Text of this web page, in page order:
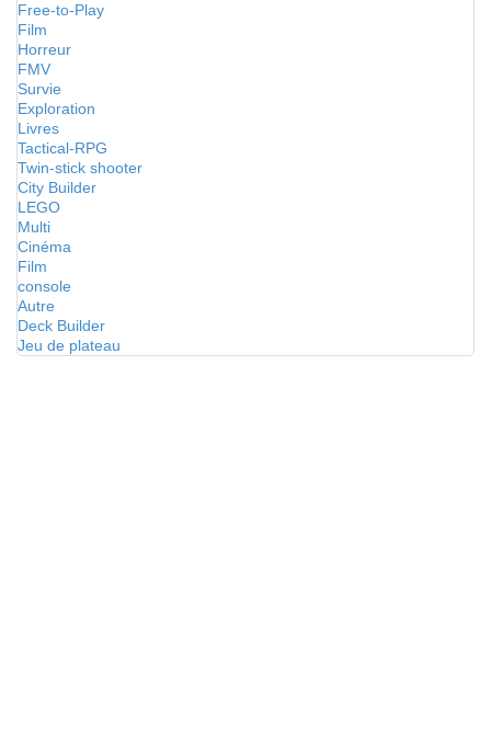
Free-to-Play
Film
Horreur
FMV
Survie
Exploration
Livres
Tactical-RPG
Twin-stick shooter
City Builder
LEGO
Multi
Cinéma
Film
console
Autre
Deck Builder
Jeu de plateau